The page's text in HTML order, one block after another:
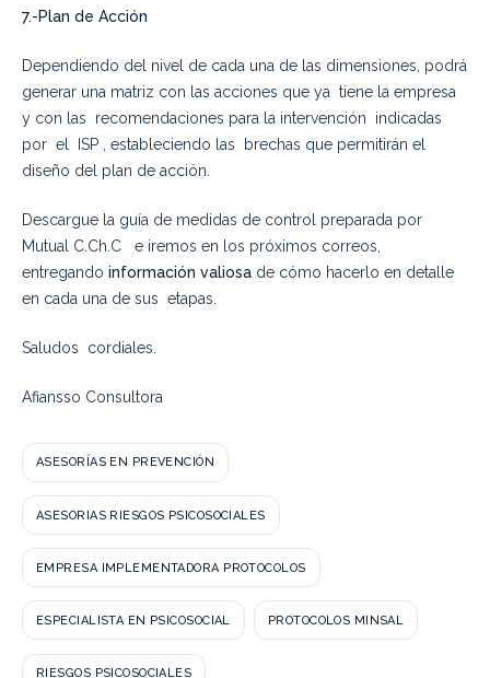
7.-Plan de Acción
Dependiendo del nivel de cada una de las dimensiones, podrá
generar una matriz con las acciones que ya tiene la empresa
y con las recomendaciones para la intervención indicadas
por el ISP , estableciendo las brechas que permitirán el
diseño del plan de acción.
Descargue la guía de medidas de control preparada por
Mutual C.Ch.C e iremos en los próximos correos,
entregando información valiosa de cómo hacerlo en detalle
en cada una de sus etapas.
Saludos cordiales.
Afiansso Consultora
ASESORÍAS EN PREVENCIÓN
ASESORIAS RIESGOS PSICOSOCIALES
EMPRESA IMPLEMENTADORA PROTOCOLOS
ESPECIALISTA EN PSICOSOCIAL PROTOCOLOS MINSAL
RIESGOS PSICOSOCIALES